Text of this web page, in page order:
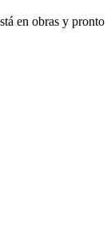
en obras y pronto